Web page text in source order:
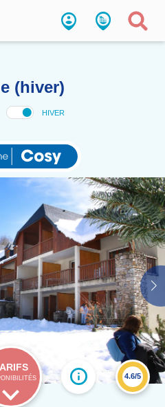
(hiver)
4.6/5